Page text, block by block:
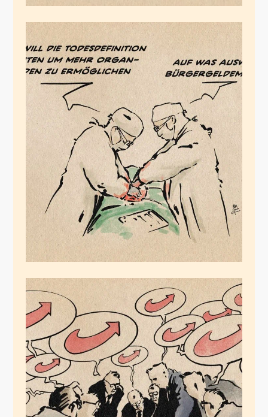
Die Organspender
Oktober 18, 2024
Das Reden, Denken
und Handeln der
Anderen